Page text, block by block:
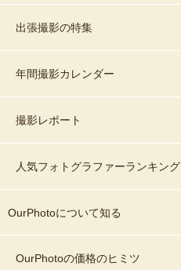
出張撮影の特集
年間撮影カレンダー
撮影レポート
人気フォトグラファーランキング
OurPhotoについて知る
OurPhotoの価格のヒミツ